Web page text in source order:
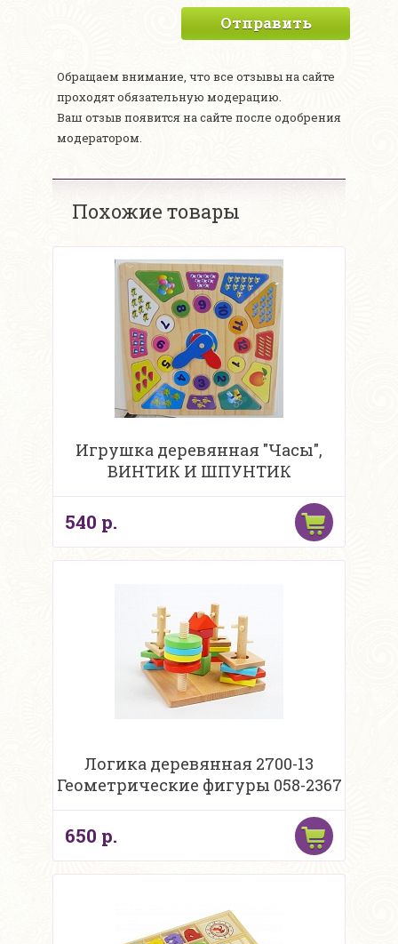
Отправить
Обращаем внимание, что все отзывы на сайте
проходят обязательную модерацию.
Ваш отзыв появится на сайте после одобрения
модератором.
Похожие товары
Игрушка деревянная "Часы",
ВИНТИК И ШПУНТИК
540 р.
Логика деревянная 2700-13
Геометрические фигуры 058-2367
650 р.